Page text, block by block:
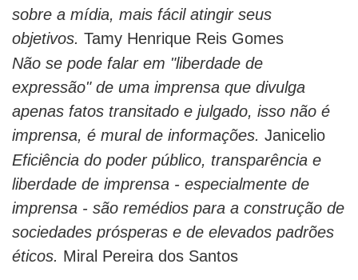
sobre a mídia, mais fácil atingir seus
objetivos. Tamy Henrique Reis Gomes
Não se pode falar em "liberdade de
expressão" de uma imprensa que divulga
apenas fatos transitado e julgado, isso não é
imprensa, é mural de informações. Janicelio
Eficiência do poder público, transparência e
liberdade de imprensa - especialmente de
imprensa - são remédios para a construção de
sociedades prósperas e de elevados padrões
éticos. Miral Pereira dos Santos